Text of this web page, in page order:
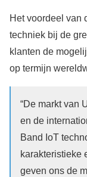
Het voordeel van
techniek bij de
klanten de
op termijn
“De markt van
en de
Band IoT
karakteristieke
geven ons de